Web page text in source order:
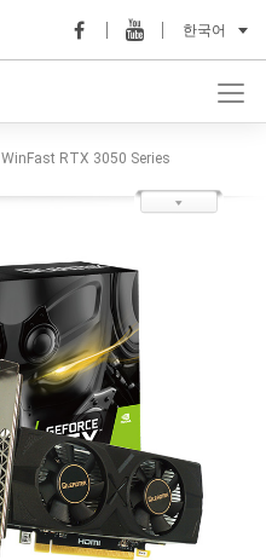
한국어
WinFast RTX 3050 Series